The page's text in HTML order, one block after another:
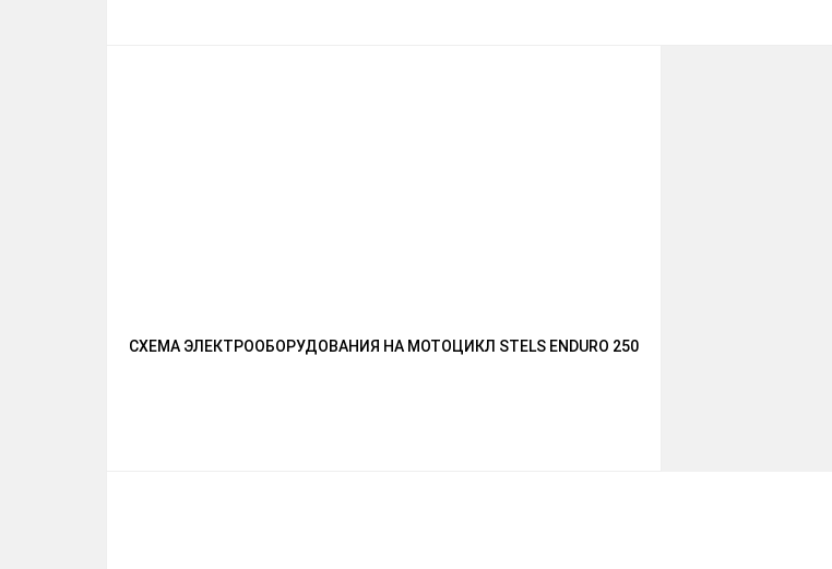
СХЕМА ЭЛЕКТРООБОРУДОВАНИЯ НА МОТОЦИКЛ STELS ENDURO 250